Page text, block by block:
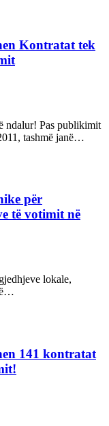
Kontratat tek
ndalur! Pas publikimit
tashmë janë…
për
të votimit në
lokale,
141 kontratat